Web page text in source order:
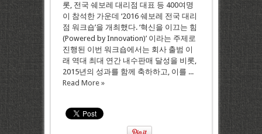
롯, 전국 쉐보레 대리점 대표 등 400여명
이 참석한 가운데 ‘2016 쉐보레 전국 대리
점 워크숍’을 개최했다. ‘혁신을 이끄는 힘
(Powered by Innovation)’ 이라는 주제로
진행된 이번 워크숍에서는 회사 출범 이
래 역대 최대 연간 내수판매 달성을 비롯,
2015년의 성과를 함께 축하하고, 이를 ...
Read More »